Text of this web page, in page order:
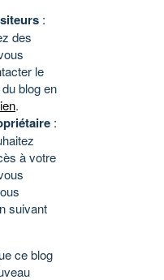
:
des
le
blog en
.
:
à votre
suivant
ce blog